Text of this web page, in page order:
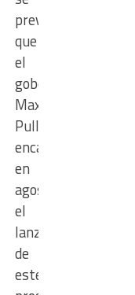
prevé
que
el
gobernador
Maximiliano
Pullaro
encabece,
en
agosto,
el
lanzamiento
de
este